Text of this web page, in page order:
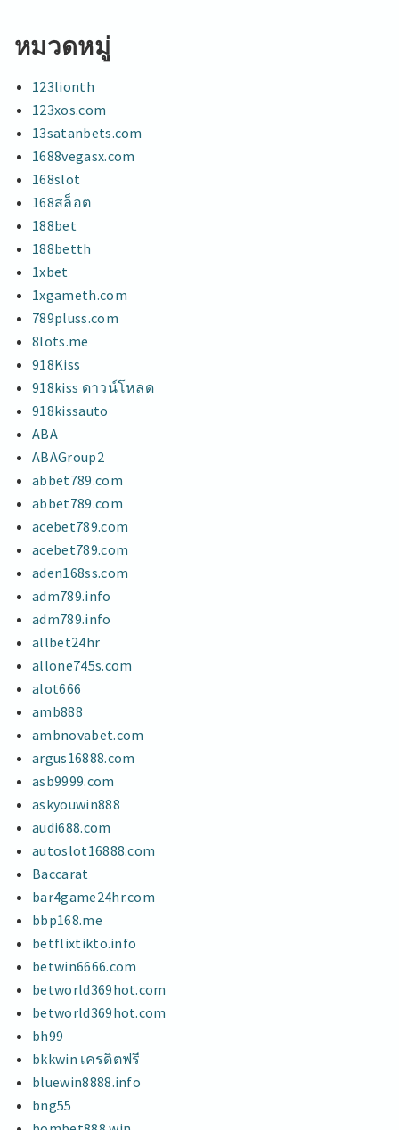
หมวดหมู่
123lionth
123xos.com
13satanbets.com
1688vegasx.com
168slot
168สล็อต
188bet
188betth
1xbet
1xgameth.com
789pluss.com
8lots.me
918Kiss
918kiss ดาวน์โหลด
918kissauto
ABA
ABAGroup2
abbet789.com
abbet789.com
acebet789.com
acebet789.com
aden168ss.com
adm789.info
adm789.info
allbet24hr
allone745s.com
alot666
amb888
ambnovabet.com
argus16888.com
asb9999.com
askyouwin888
audi688.com
autoslot16888.com
Baccarat
bar4game24hr.com
bbp168.me
betflixtikto.info
betwin6666.com
betworld369hot.com
betworld369hot.com
bh99
bkkwin เครดิตฟรี
bluewin8888.info
bng55